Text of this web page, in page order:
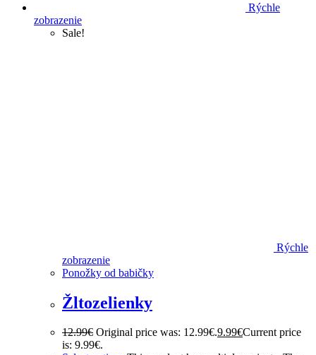
Rýchle
zobrazenie
Sale!
Rýchle
zobrazenie
Ponožky od babičky
Žltozelienky
12.99€ Original price was: 12.99€.9.99€Current price
is: 9.99€.